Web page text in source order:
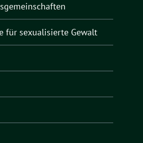
für sexualisierte Gewalt